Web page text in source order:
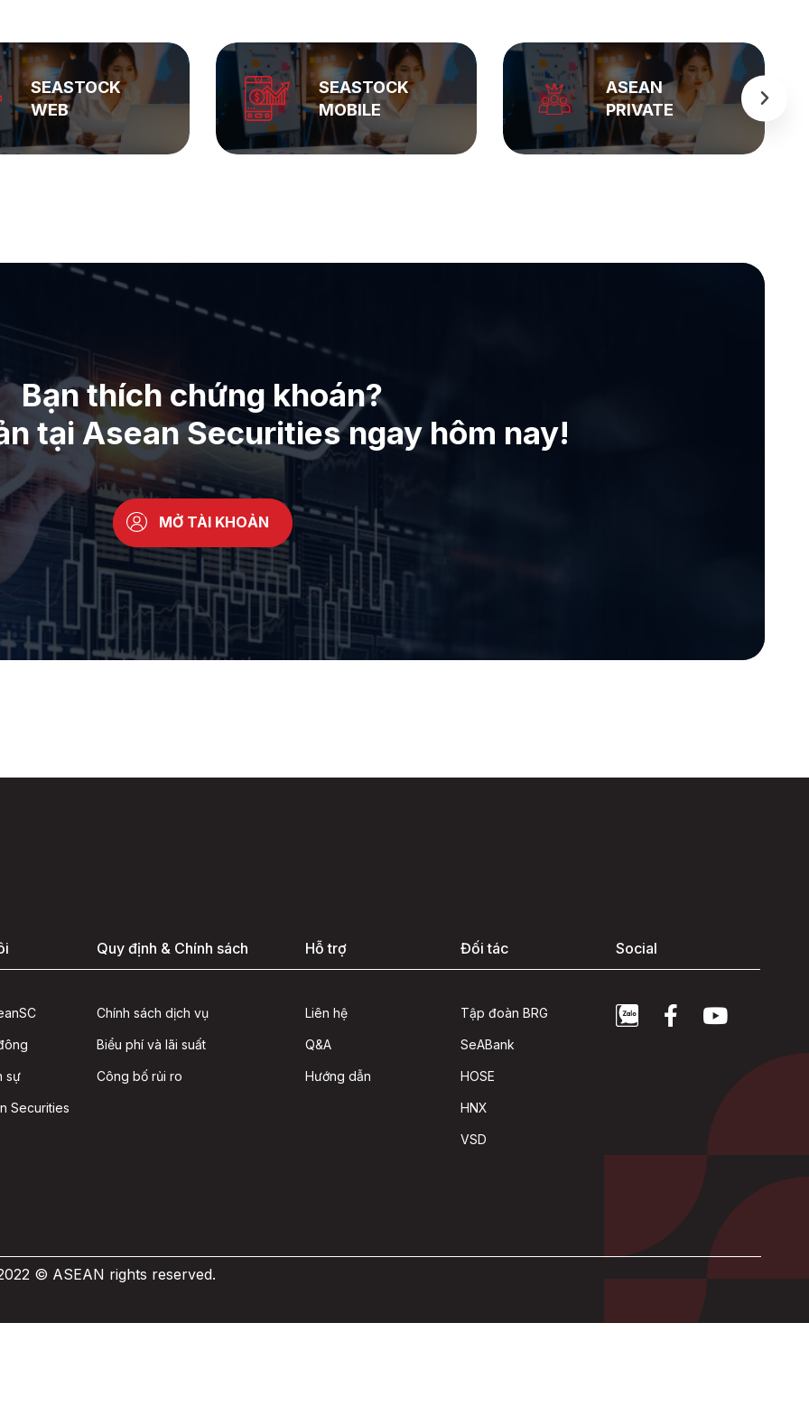
SEASTOCK
WEB
SEASTOCK
MOBILE
ASEAN
PRIVATE
Bạn thích chứng khoán?
tại Asean Securities ngay hôm nay!
MỞ TÀI KHOẢN
sự
Securities
Quy định & Chính sách
Chính sách dịch vụ
Biểu phí và lãi suất
Công bố rủi ro
Hỗ trợ
Liên hệ
Q&A
Hướng dẫn
Đối tác
Tập đoàn BRG
SeABank
HOSE
HNX
VSD
Social
© ASEAN rights reserved.